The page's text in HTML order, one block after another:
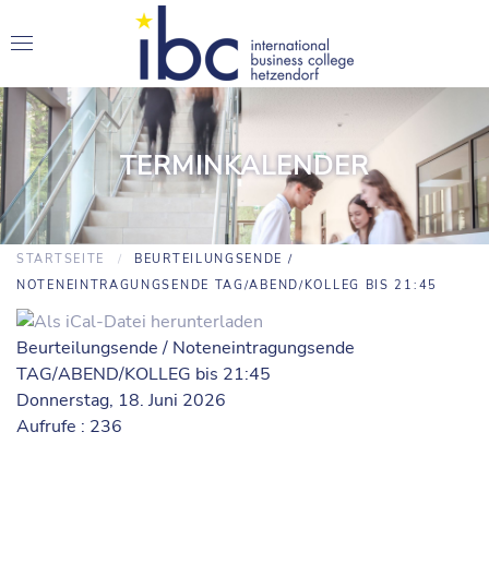
TERMINKALENDER
STARTSEITE
BEURTEILUNGSENDE /
NOTENEINTRAGUNGSENDE TAG/ABEND/KOLLEG BIS 21:45
Beurteilungsende / Noteneintragungsende
TAG/ABEND/KOLLEG bis 21:45
Donnerstag, 18. Juni 2026
Aufrufe : 236